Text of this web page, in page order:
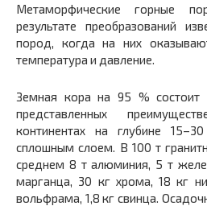
Метаморфические горные
результате преобразований
пород, когда на них
температура и давление.
Земная кора на 95 % состоит
представленных
континентах на глубине
сплошным слоем. В 100 т
среднем 8 т алюминия, 5 т
марганца, 30 кг хрома, 18 кг
вольфрама, 1,8 кг свинца.